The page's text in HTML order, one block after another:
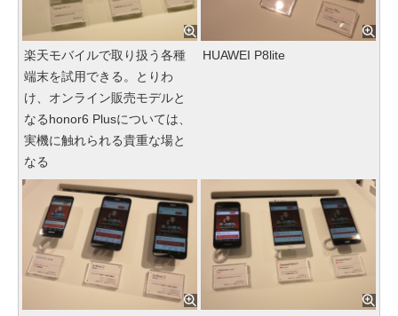
楽天モバイルで取り扱う各種
端末を試用できる。とりわ
け、オンライン販売モデルと
なるhonor6 Plusについては、
実機に触れられる貴重な場と
なる
HUAWEI P8lite